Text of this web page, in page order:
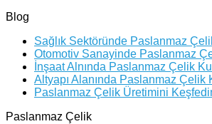
Blog
Sağlık Sektöründe Paslanmaz
Otomotiv Sanayinde Paslanmaz
İnşaat Alnında Paslanmaz Çelik
Altyapı Alanında Paslanmaz Çelik
Paslanmaz Çelik Üretimini
Paslanmaz Çelik